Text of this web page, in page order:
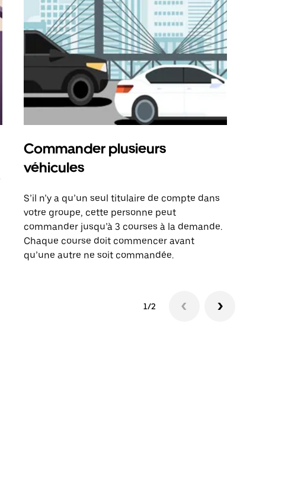
Commander plusieurs
véhicules
S’il n’y a qu’un seul titulaire de compte dans
votre groupe, cette personne peut
commander jusqu’à 3 courses à la demande.
Chaque course doit commencer avant
qu’une autre ne soit commandée.
1/2